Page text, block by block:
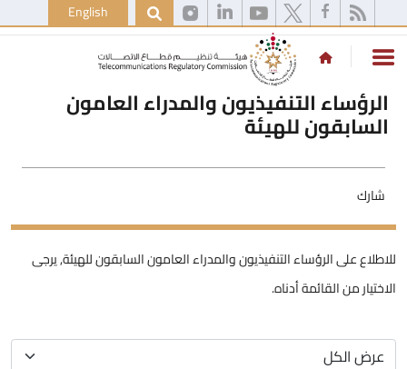
English
الرؤساء التنفيذيون والمدراء العامون
السابقون للهيئة
شارك
للاطلاع على الرؤساء التنفيذيون والمدراء العامون السابقون للهيئة, يرجى
الاختيار من القائمة أدناه.